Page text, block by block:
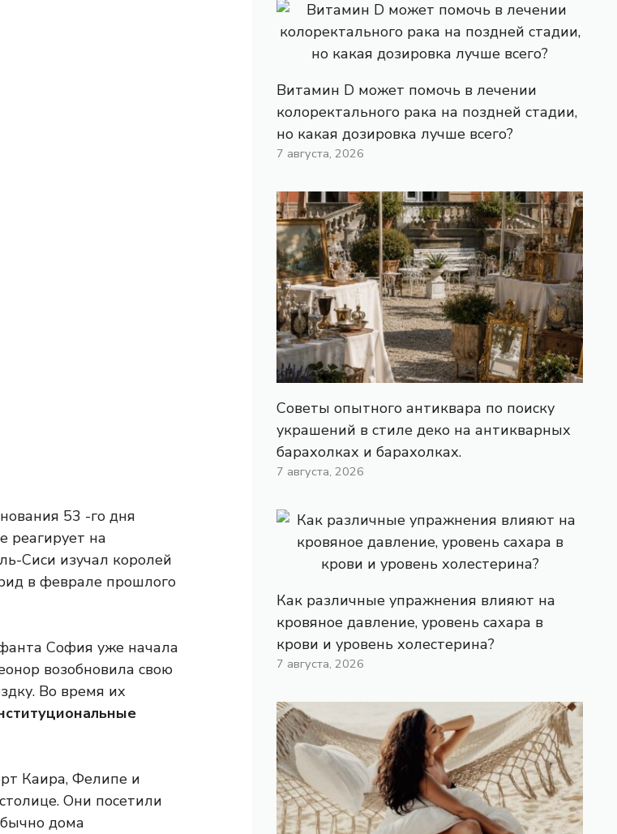
53 -го дня
реагирует на
Сиси изучал королей
в феврале прошлого
София уже начала
возобновила свою
Во время их
Каира, Фелипе и
Они посетили
дома
Витамин D может помочь в лечении
колоректального рака на поздней стадии,
но какая дозировка лучше всего?
7 августа, 2026
Советы опытного антиквара по поиску
украшений в стиле деко на антикварных
барахолках и барахолках.
7 августа, 2026
Как различные упражнения влияют на
кровяное давление, уровень сахара в
крови и уровень холестерина?
7 августа, 2026